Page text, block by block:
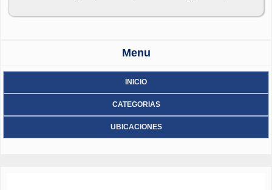
pestañas dinámicas en facebook. -web y más
Menu
INICIO
CATEGORIAS
UBICACIONES